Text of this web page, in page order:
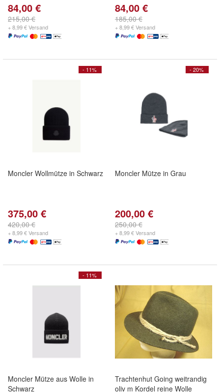
84,00 €
215,00 €
+ 8,99 € Versand
84,00 €
185,00 €
+ 8,99 € Versand
- 11%
Moncler Wollmütze in Schwarz
375,00 €
420,00 €
+ 8,99 € Versand
- 20%
Moncler Mütze in Grau
200,00 €
250,00 €
+ 8,99 € Versand
- 11%
Moncler Mütze aus Wolle in
Schwarz
Trachtenhut Going weitrandig
oliv m Kordel reine Wolle